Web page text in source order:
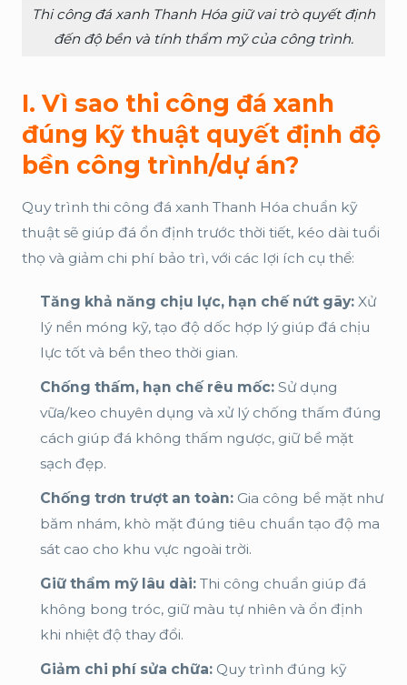
Thi công đá xanh Thanh Hóa giữ vai trò quyết định
đến độ bền và tính thẩm mỹ của công trình.
I. Vì sao thi công đá xanh
đúng kỹ thuật quyết định độ
bền công trình/dự án?
Quy trình thi công đá xanh Thanh Hóa chuẩn kỹ
thuật sẽ giúp đá ổn định trước thời tiết, kéo dài tuổi
thọ và giảm chi phí bảo trì, với các lợi ích cụ thể:
Tăng khả năng chịu lực, hạn chế nứt gãy: Xử
lý nền móng kỹ, tạo độ dốc hợp lý giúp đá chịu
lực tốt và bền theo thời gian.
Chống thấm, hạn chế rêu mốc: Sử dụng
vữa/keo chuyên dụng và xử lý chống thấm đúng
cách giúp đá không thấm ngược, giữ bề mặt
sạch đẹp.
Chống trơn trượt an toàn: Gia công bề mặt như
băm nhám, khò mặt đúng tiêu chuẩn tạo độ ma
sát cao cho khu vực ngoài trời.
Giữ thẩm mỹ lâu dài: Thi công chuẩn giúp đá
không bong tróc, giữ màu tự nhiên và ổn định
khi nhiệt độ thay đổi.
Giảm chi phí sửa chữa: Quy trình đúng kỹ